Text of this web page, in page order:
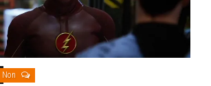
Non